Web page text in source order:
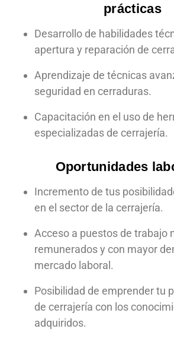
prácticas
Desarrollo de habilidades
apertura y reparación de
Aprendizaje de técnicas
seguridad en cerraduras.
Capacitación en el uso de
especializadas de cerrajería.
Oportunidades
Incremento de tus
en el sector de la cerrajería.
Acceso a puestos de trabajo
remunerados y con mayor
mercado laboral.
Posibilidad de emprender tu
de cerrajería con los
adquiridos.